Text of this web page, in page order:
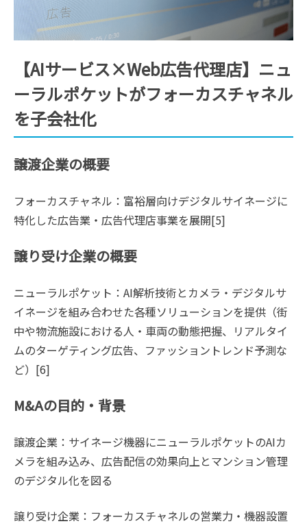
【AIサービス×Web広告代理店】ニュ
ーラルポケットがフォーカスチャネル
を子会社化
譲渡企業の概要
フォーカスチャネル：富裕層向けデジタルサイネージに
特化した広告業・広告代理店事業を展開[5]
譲り受け企業の概要
ニューラルポケット：AI解析技術とカメラ・デジタルサ
イネージを組み合わせた各種ソリューションを提供（街
中や物流施設における人・車両の動態把握、リアルタイ
ムのターゲティング広告、ファッショントレンド予測な
ど）[6]
M&Aの目的・背景
譲渡企業：サイネージ機器にニューラルポケットのAIカ
メラを組み込み、広告配信の効果向上とマンション管理
のデジタル化を図る
譲り受け企業：フォーカスチャネルの営業力・機器設置